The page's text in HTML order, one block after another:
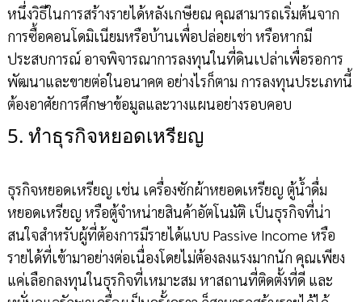
หนึ่งวิธีในการสร้างรายได้หลังเกษียณ คุณสามารถเริ่มต้นจาก
การซื้อคอนโดมิเนียมหรือบ้านเพื่อปล่อยเช่า หรือหากมี
ประสบการณ์ อาจพิจารณาการลงทุนในที่ดินเปล่าเพื่อรอการ
พัฒนาและขายต่อในอนาคต อย่างไรก็ตาม การลงทุนประเภทนี้
ต้องอาศัยการศึกษาข้อมูลและวางแผนอย่างรอบคอบ
5. ทำธุรกิจหยอดเหรียญ
ธุรกิจหยอดเหรียญ เช่น เครื่องซักผ้าหยอดเหรียญ ตู้น้ำดื่ม
หยอดเหรียญ หรือตู้จำหน่ายสินค้าอัตโนมัติ เป็นธุรกิจที่น่า
สนใจสำหรับผู้ที่ต้องการมีรายได้แบบ Passive Income หรือ
รายได้ที่เข้ามาอย่างต่อเนื่องโดยไม่ต้องลงแรงมากนัก คุณเพียง
แค่เลือกลงทุนในธุรกิจที่เหมาะสม หาสถานที่ติดตั้งที่ดี และ